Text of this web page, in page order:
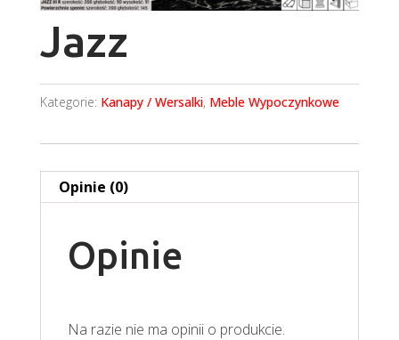
Jazz
Kategorie: Kanapy / Wersalki, Meble Wypoczynkowe
Opinie (0)
Opinie
Na razie nie ma opinii o produkcie.